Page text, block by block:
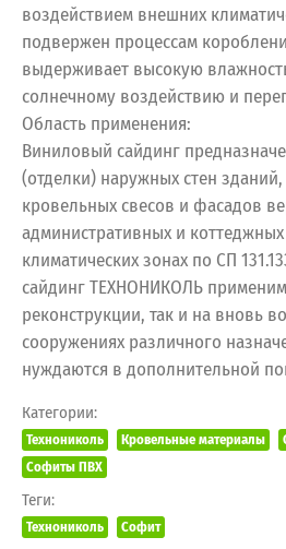
воздействием внешних
подвержен процессам
выдерживает высокую
солнечному воздействию и
Область применения:
Виниловый сайдинг
(отделки) наружных стен
кровельных свесов и фасадов
административных и
климатических зонах по СП
сайдинг ТЕХНОНИКОЛЬ
реконструкции, так и на вновь
сооружениях различного
нуждаются в дополнительной
Категории:
Технониколь Кровельные материалы
Софиты ПВХ
Теги:
Технониколь Софит